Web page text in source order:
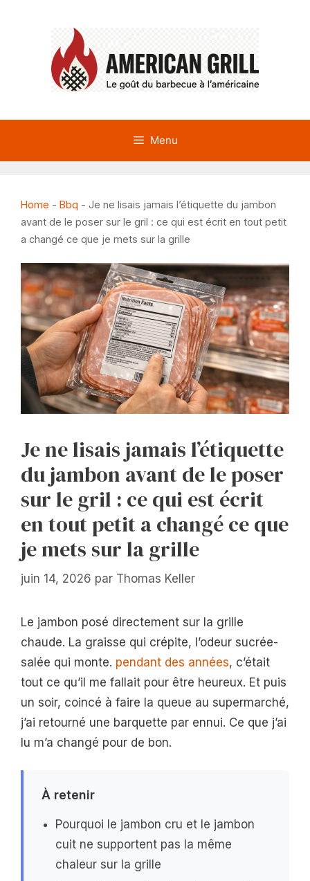
Menu
Home - Bbq - Je ne lisais jamais l’étiquette du jambon
avant de le poser sur le gril : ce qui est écrit en tout petit
a changé ce que je mets sur la grille
Je ne lisais jamais l’étiquette
du jambon avant de le poser
sur le gril : ce qui est écrit
en tout petit a changé ce que
je mets sur la grille
juin 14, 2026 par Thomas Keller
Le jambon posé directement sur la grille
chaude. La graisse qui crépite, l’odeur sucrée-
salée qui monte. pendant des années, c’était
tout ce qu’il me fallait pour être heureux. Et puis
un soir, coincé à faire la queue au supermarché,
j’ai retourné une barquette par ennui. Ce que j’ai
lu m’a changé pour de bon.
À retenir
Pourquoi le jambon cru et le jambon
cuit ne supportent pas la même
chaleur sur la grille